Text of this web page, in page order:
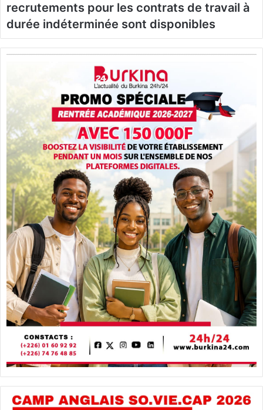
recrutements pour les contrats de travail à
durée indéterminée sont disponibles